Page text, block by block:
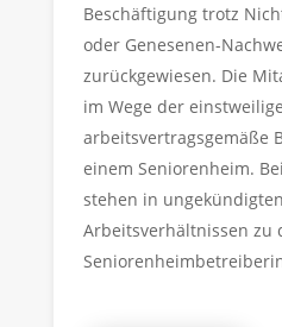
Beschäftigung trotz
oder Genesenen-
zurückgewiesen. Die
im Wege der
arbeitsvertragsgemäße
einem Seniorenheim.
stehen in ungekündigten
Arbeitsverhältnissen zu